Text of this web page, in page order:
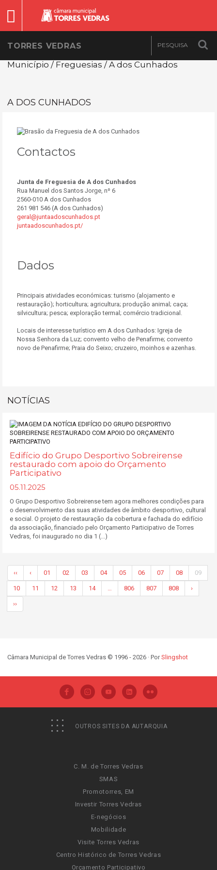
TORRES VEDRAS
Município / Freguesias / A dos Cunhados
A DOS CUNHADOS
Contactos
Junta de Freguesia de A dos Cunhados
Rua Manuel dos Santos Jorge, nº 6
2560-010 A dos Cunhados
261 981 546 (A dos Cunhados)
geral@juntaadoscunhados.pt
juntaadoscunhados.pt/
Dados
Principais atividades económicas: turismo (alojamento e
restauração); horticultura; agricultura; produção animal; caça;
silvicultura; pesca; exploração termal; comércio tradicional.
Locais de interesse turístico em A dos Cunhados: Igreja de
Nossa Senhora da Luz; convento velho de Penafirme; convento
novo de Penafirme; Praia do Seixo; cruzeiro, moinhos e azenhas.
NOTÍCIAS
Edifício do Grupo Desportivo Sobreirense
restaurado com apoio do Orçamento
Participativo
05.11.2025
O Grupo Desportivo Sobreirense tem agora melhores condições para
o desenvolvimento das suas atividades de âmbito desportivo, cultural
e social. O projeto de restauração da cobertura e fachada do edifício
da associação, financiado pelo Orçamento Participativo de Torres
Vedras, foi inaugurado no dia 1 (...)
‹‹ ‹ 01 02 03 04 05 06 07 08 09
10 11 12 13 14 806 807 808 ›
››
Câmara Municipal de Torres Vedras © 1996 - 2026 · PorSlingshot
OUTROS SITES DA AUTARQUIA
C. M. de Torres Vedras
SMAS
Promotorres, EM
Investir Torres Vedras
E-negócios
Mobilidade
Visite Torres Vedras
Centro Histórico de Torres Vedras
Orçamento Participativo